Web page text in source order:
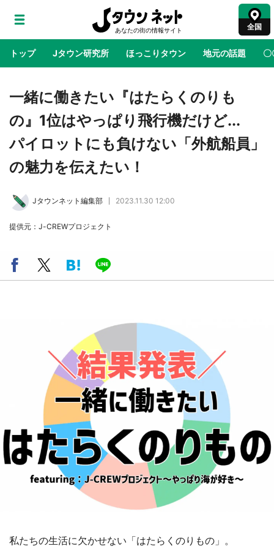
全国
トップ Jタウン研究所 ほっこりタウン 地元の話題 〇
地域×二次元 絶景 あの時はありがとう 物語がはじ
ラプラス・ダークネスが栃木県を征服！？ 県
公式プロモ動画で「聖地」が生産されてます
【7／31～1／31】
む 六本木ヒルズ展望台でコラボ、本邦初公開
メ『ハイキュー！！』×老舗「鐘崎」コラボで
限定グッズも【8／1～31】
せて企画続々【7／31～】
もっとみる
一緒に働きたい『はたらくのりも
の』1位はやっぱり飛行機だけど...
パイロットにも負けない「外航船員」
の魅力を伝えたい！
Jタウンネット編集部 2023.11.30 12:00
提供元：J-CREWプロジェクト
私たちの生活に欠かせない「はたらくのりもの」。